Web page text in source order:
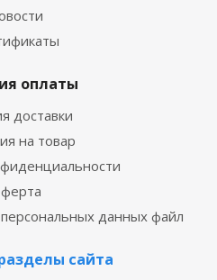
оплаты
доставки
на товар
данных файл
сайта